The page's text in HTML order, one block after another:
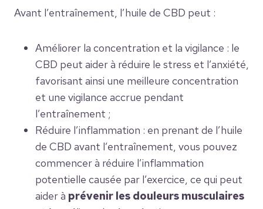
Avant l’entraînement, l’huile de CBD peut :
Améliorer la concentration et la vigilance : le
CBD peut aider à réduire le stress et l’anxiété,
favorisant ainsi une meilleure concentration
et une vigilance accrue pendant
l’entraînement ;
Réduire l’inflammation : en prenant de l’huile
de CBD avant l’entraînement, vous pouvez
commencer à réduire l’inflammation
potentielle causée par l’exercice, ce qui peut
aider à prévenir les douleurs musculaires